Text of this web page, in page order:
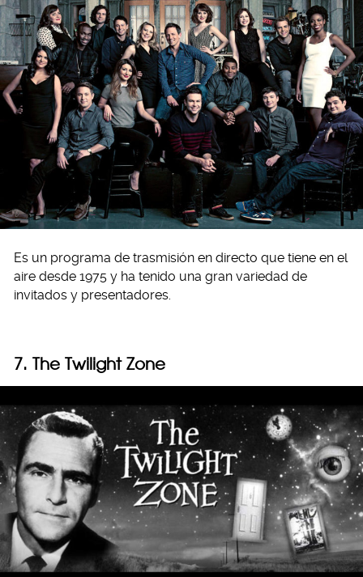
Es un programa de trasmisión en directo que tiene en el
aire desde 1975 y ha tenido una gran variedad de
invitados y presentadores.
7. The Twilight Zone